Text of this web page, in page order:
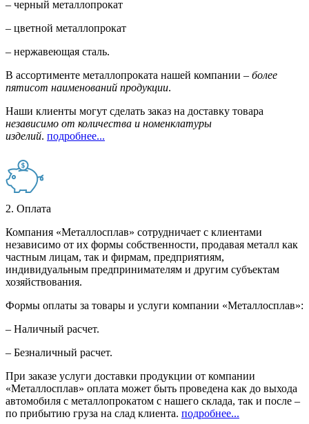
– черный металлопрокат
– цветной металлопрокат
– нержавеющая сталь.
В ассортименте металлопроката нашей компании – более
пятисот наименований продукции.
Наши клиенты могут сделать заказ на доставку товара
независимо от количества и номенклатуры
изделий. подробнее...
2. Оплата
Компания «Металлосплав» сотрудничает с клиентами
независимо от их формы собственности, продавая металл как
частным лицам, так и фирмам, предприятиям,
индивидуальным предпринимателям и другим субъектам
хозяйствования.
Формы оплаты за товары и услуги компании «Металлосплав»:
– Наличный расчет.
– Безналичный расчет.
При заказе услуги доставки продукции от компании
«Металлосплав» оплата может быть проведена как до выхода
автомобиля с металлопрокатом с нашего склада, так и после –
по прибытию груза на слад клиента. подробнее...